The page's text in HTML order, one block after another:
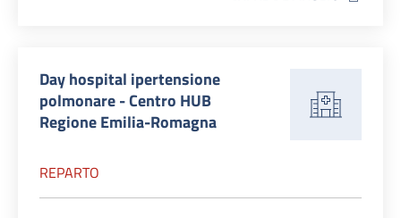
Day hospital ipertensione
polmonare - Centro HUB
Regione Emilia-Romagna
REPARTO